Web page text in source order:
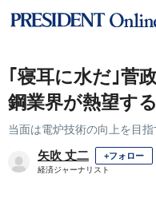
｢寝耳に水だ｣菅
鋼業界が熱望す
当面は電炉技術の向上を目指
矢吹 丈二 +フォロー
経済ジャーナリスト